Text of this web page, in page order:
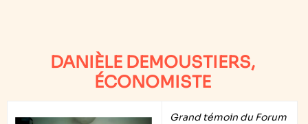
DANIÈLE DEMOUSTIERS,
ÉCONOMISTE
Grand témoin du Forum